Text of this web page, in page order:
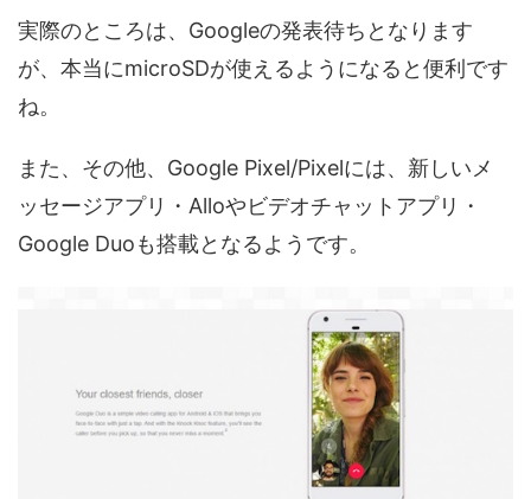
実際のところは、Googleの発表待ちとなります
が、本当にmicroSDが使えるようになると便利です
ね。
また、その他、Google Pixel/Pixelには、新しいメ
ッセージアプリ・Alloやビデオチャットアプリ・
Google Duoも搭載となるようです。